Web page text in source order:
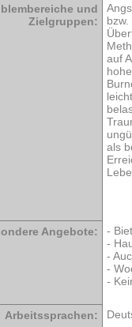
und
Zielgruppen:
bzw.
auf
als
Angebote:
-
-
-
-
-
Arbeitssprachen: